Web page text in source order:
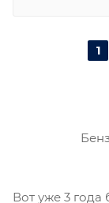
1
Вот уже 3 года